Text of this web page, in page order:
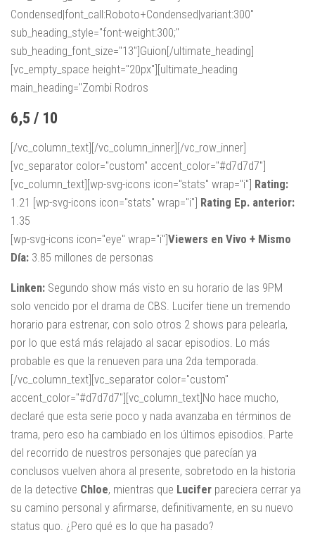
Condensed|font_call:Roboto+Condensed|variant:300"
sub_heading_style="font-weight:300;"
sub_heading_font_size="13"]Guion[/ultimate_heading]
[vc_empty_space height="20px"][ultimate_heading
main_heading="Zombi Rodros
6,5 / 10
[/vc_column_text][/vc_column_inner][/vc_row_inner]
[vc_separator color="custom" accent_color="#d7d7d7"]
[vc_column_text][wp-svg-icons icon="stats" wrap="i"] Rating:
1.21 [wp-svg-icons icon="stats" wrap="i"] Rating Ep. anterior:
1.35
[wp-svg-icons icon="eye" wrap="i"]Viewers en Vivo + Mismo
Día: 3.85 millones de personas
Linken: Segundo show más visto en su horario de las 9PM
solo vencido por el drama de CBS. Lucifer tiene un tremendo
horario para estrenar, con solo otros 2 shows para pelearla,
por lo que está más relajado al sacar episodios. Lo más
probable es que la renueven para una 2da temporada.
[/vc_column_text][vc_separator color="custom"
accent_color="#d7d7d7"][vc_column_text]No hace mucho,
declaré que esta serie poco y nada avanzaba en términos de
trama, pero eso ha cambiado en los últimos episodios. Parte
del recorrido de nuestros personajes que parecían ya
conclusos vuelven ahora al presente, sobretodo en la historia
de la detective Chloe, mientras que Lucifer pareciera cerrar ya
su camino personal y afirmarse, definitivamente, en su nuevo
status quo. ¿Pero qué es lo que ha pasado?